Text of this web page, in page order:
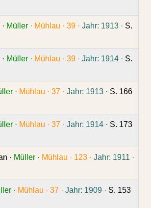
Müller · Mühlau · 39 · Jahr: 1913 · S.
Müller · Mühlau · 39 · Jahr: 1914 · S.
· Mühlau · 37 · Jahr: 1913 · S. 166
· Mühlau · 37 · Jahr: 1914 · S. 173
· Müller · Mühlau · 123 · Jahr: 1911 ·
· Mühlau · 37 · Jahr: 1909 · S. 153